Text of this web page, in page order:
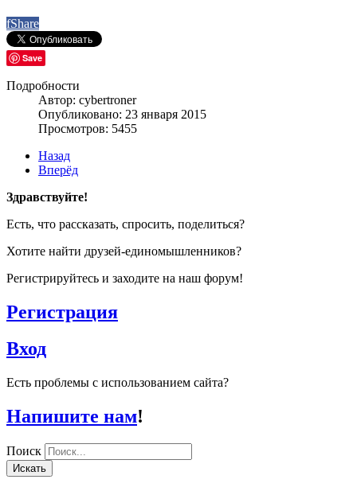
fShare
Save
Подробности
Автор: cybertroner
Опубликовано: 23 января 2015
Просмотров: 5455
Назад
Вперёд
Здравствуйте!
Есть, что рассказать, спросить, поделиться?
Хотите найти друзей-единомышленников?
Регистрируйтесь и заходите на наш форум!
Регистрация
Вход
Есть проблемы с использованием сайта?
Напишите нам!
Поиск
Искать